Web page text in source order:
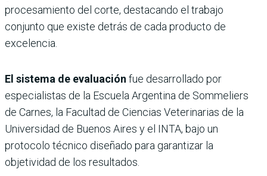
procesamiento del corte, destacando el trabajo
conjunto que existe detrás de cada producto de
excelencia.
El sistema de evaluación fue desarrollado por
especialistas de la Escuela Argentina de Sommeliers
de Carnes, la Facultad de Ciencias Veterinarias de la
Universidad de Buenos Aires y el INTA, bajo un
protocolo técnico diseñado para garantizar la
objetividad de los resultados.